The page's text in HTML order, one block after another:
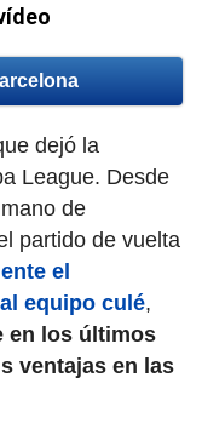
dejó la
League. Desde
de
partido de vuelta
el
equipo culé,
en los últimos
ventajas en las